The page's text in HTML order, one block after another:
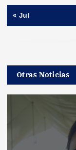
« Jul
Otras Noticias